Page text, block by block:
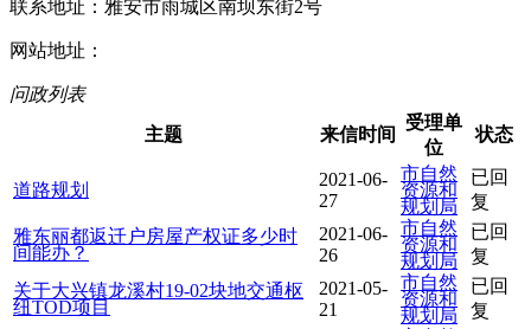
联系地址：雅安市雨城区南坝东街2号
网站地址：
问政列表
主题
来信时间
受理单
位
状态
道路规划
2021-06-
27
市自然
资源和
规划局
已回
复
雅东丽都返迁户房屋产权证多少时
间能办？
2021-06-
26
市自然
资源和
规划局
已回
复
关于大兴镇龙溪村19-02块地交通枢
纽TOD项目
2021-05-
21
市自然
资源和
规划局
已回
复